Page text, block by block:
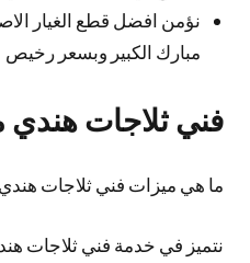
نؤمن افضل قطع الغيار
مبارك الكبير وبسعر رخيص
فني ثلاجات هندي
ما هي ميزات فني ثلاجات هندي
نتميز في خدمة فني ثلاجات